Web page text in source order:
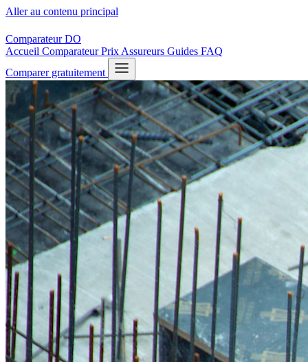
Aller au contenu principal
ComparateurDO
Accueil ComparateurPrix Assureurs Guides FAQ
Comparer gratuitement